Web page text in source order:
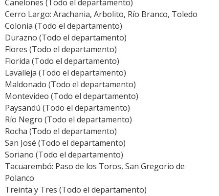
Canelones (Todo el departamento)
Cerro Largo: Arachania, Arbolito, Río Branco, Toledo
Colonia (Todo el departamento)
Durazno (Todo el departamento)
Flores (Todo el departamento)
Florida (Todo el departamento)
Lavalleja (Todo el departamento)
Maldonado (Todo el departamento)
Montevideo (Todo el departamento)
Paysandú (Todo el departamento)
Río Negro (Todo el departamento)
Rocha (Todo el departamento)
San José (Todo el departamento)
Soriano (Todo el departamento)
Tacuarembó: Paso de los Toros, San Gregorio de
Polanco
Treinta y Tres (Todo el departamento)